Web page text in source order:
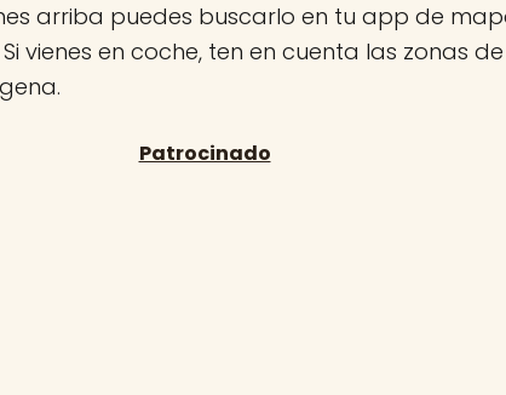
arriba puedes buscarlo en tu app de
vienes en coche, ten en cuenta las zonas de